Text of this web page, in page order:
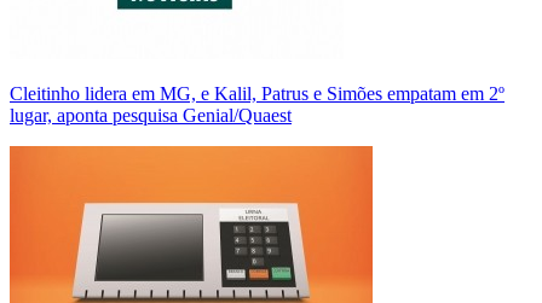
Cleitinho lidera em MG, e Kalil, Patrus e Simões empatam em 2º
lugar, aponta pesquisa Genial/Quaest